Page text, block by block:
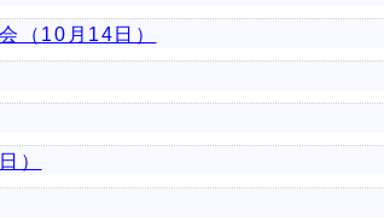
（10月14日）
）